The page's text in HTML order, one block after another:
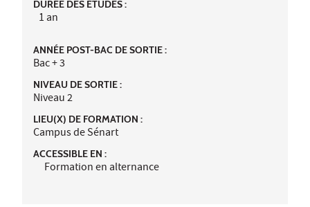
DURÉE DES ÉTUDES :
1 an
ANNÉE POST-BAC DE SORTIE :
Bac + 3
NIVEAU DE SORTIE :
Niveau 2
LIEU(X) DE FORMATION :
Campus de Sénart
ACCESSIBLE EN :
Formation en alternance